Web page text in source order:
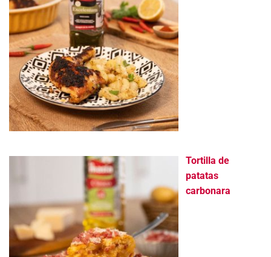
Tortilla de
patatas
carbonara